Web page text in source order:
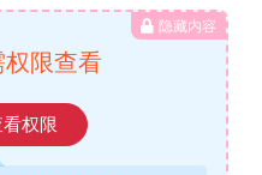
隐藏内容
限查看
权限